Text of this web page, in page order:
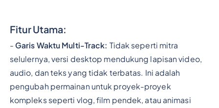
Fitur Utama:
- Garis Waktu Multi-Track: Tidak seperti mitra
selulernya, versi desktop mendukung lapisan video,
audio, dan teks yang tidak terbatas. Ini adalah
pengubah permainan untuk proyek-proyek
kompleks seperti vlog, film pendek, atau animasi